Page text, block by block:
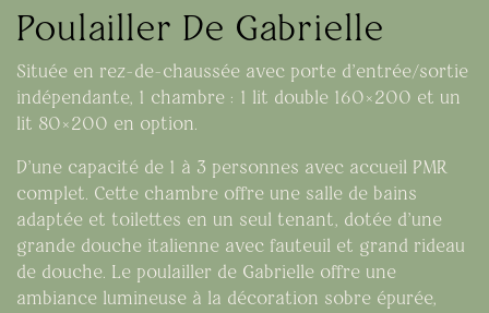
Poulailler De Gabrielle
Située en rez-de-chaussée avec porte d’entrée/sortie
indépendante, 1 chambre : 1 lit double 160×200 et un
lit 80×200 en option.
D’une capacité de 1 à 3 personnes avec accueil PMR
complet. Cette chambre offre une salle de bains
adaptée et toilettes en un seul tenant, dotée d’une
grande douche italienne avec fauteuil et grand rideau
de douche. Le poulailler de Gabrielle offre une
ambiance lumineuse à la décoration sobre épurée,